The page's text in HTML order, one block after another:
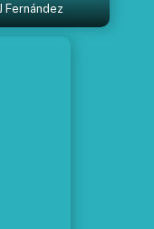
Fernández